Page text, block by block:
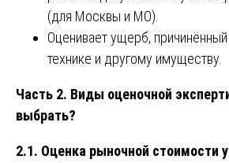
(для Москвы и МО).
Оценивает ущерб,
технике и другому имуществу.
Часть 2. Виды оценочной
выбрать?
2.1. Оценка рыночной стоимости